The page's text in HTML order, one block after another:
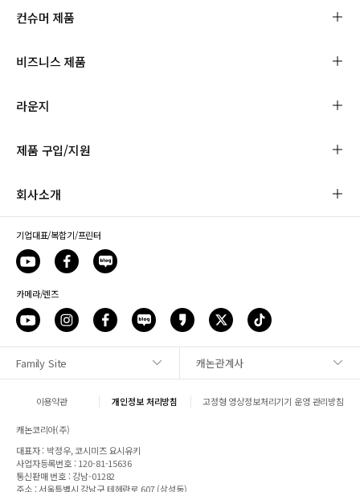
사이트맵
컨슈머 제품
비즈니스 제품
라운지
제품 구입/지원
회사소개
기업대표/복합기/프린터
카메라/렌즈
Family Site 캐논관계사
이용약관 개인정보 처리방침 고정형 영상정보처리기기 운영 관리방침
캐논코리아(주)
대표자 : 박정우, 코시미즈 요시유키
사업자등록번호 : 120-81-15636
통신판매 번호 : 강남-01282
주소 : 서울특별시 강남구 테헤란로 607 (삼성동)